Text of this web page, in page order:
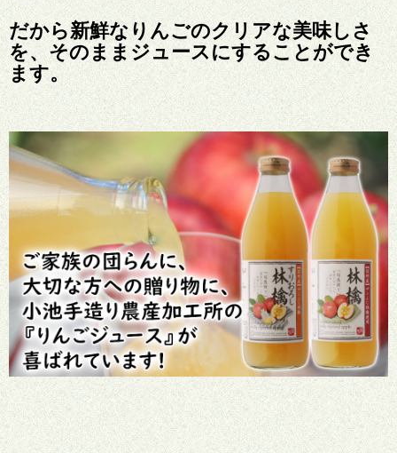
だから新鮮なりんごのクリアな美味しさ
を、そのままジュースにすることができ
ます。